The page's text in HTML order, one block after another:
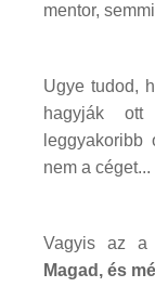
mentor,
Ugye tudod,
hagyják
nem a céget...
Vagyis az a
Magad, és